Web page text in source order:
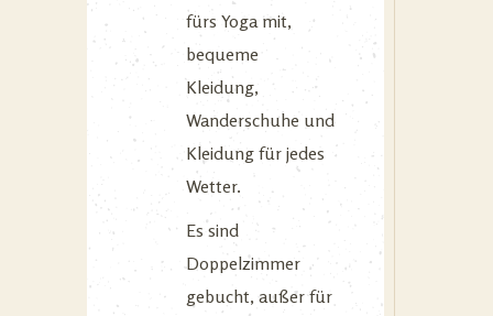
fürs Yoga mit,
bequeme
Kleidung,
Wanderschuhe und
Kleidung für jedes
Wetter.
Es sind
Doppelzimmer
gebucht, außer für